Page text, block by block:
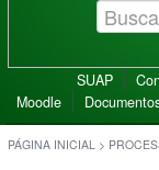
SUAP
Moodle
PÁGINA INICIAL >